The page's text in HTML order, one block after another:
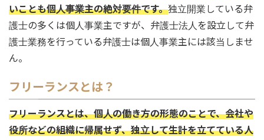
いことも個人事業主の絶対要件です。独立開業している弁
護士の多くは個人事業主ですが、弁護士法人を設立して弁
護士業務を行っている弁護士は個人事業主には該当しませ
ん。
フリーランスとは？
フリーランスとは、個人の働き方の形態のことで、会社や
役所などの組織に帰属せず、独立して生計を立てている人